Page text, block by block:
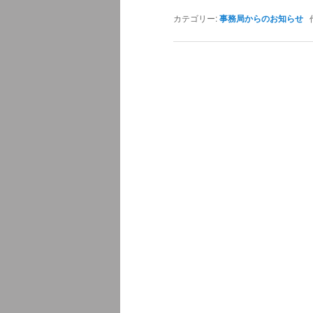
カテゴリー:事務局からのお知らせ